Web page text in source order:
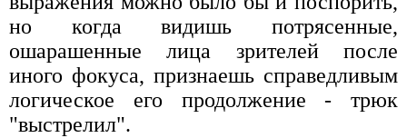
но когда видишь потрясенные,
ошарашенные лица зрителей после
иного фокуса, признаешь справедливым
логическое его продолжение - трюк
"выстрелил".